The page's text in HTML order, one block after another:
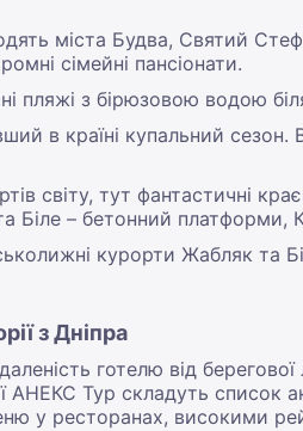
міста Будва, Святий
сімейні пансіонати.
пляжі з бірюзовою водою
в країні купальний
світу, тут фантастичні
Біле – бетонний
курорти Жабляк та
з Дніпра
готелю від
Тур складуть список
у ресторанах, високими